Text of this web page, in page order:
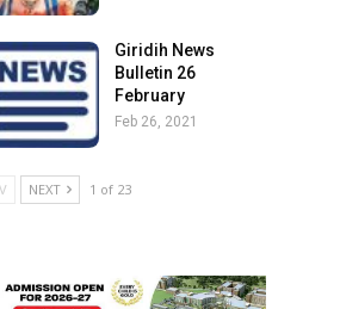
Giridih News
Bulletin 26
February
Feb 26, 2021
NEXT 1 of 23